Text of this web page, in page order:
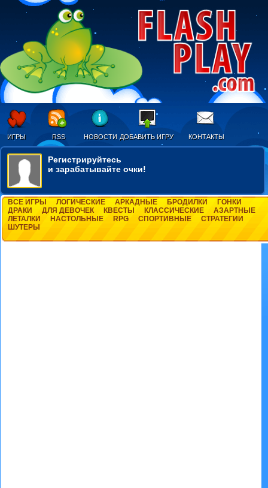
ИГРЫ RSS НОВОСТИ ДОБАВИТЬ ИГРУ КОНТАКТЫ
Регистрируйтесь
и зарабатывайте очки!
ВСЕ ИГРЫ ЛОГИЧЕСКИЕ АРКАДНЫЕ БРОДИЛКИ
ГОНКИ
ДРАКИ
ДЛЯ ДЕВОЧЕК КВЕСТЫ КЛАССИЧЕСКИЕ
АЗАРТНЫЕ
ЛЕТАЛКИ
НАСТОЛЬНЫЕ RPG СПОРТИВНЫЕ
СТРАТЕГИИ
ШУТЕРЫ